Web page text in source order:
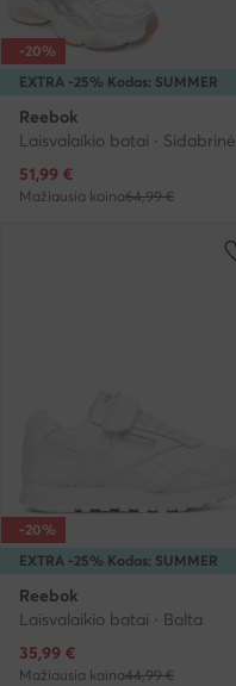
EXTRA -25% Kodas: SUMMER
-20%
Reebok
Laisvalaikio batai · Sidabrinė
Dabartinė kaina
51,99 €
Mažiausia kaina64,99 €
EXTRA -25% Kodas: SUMMER
-20%
Reebok
Laisvalaikio batai · Balta
Dabartinė kaina
35,99 €
Mažiausia kaina44,99 €